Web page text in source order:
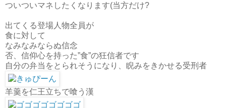
ついついマネしたくなります(当方だけ?
出てくる登場人物全員が
食に対して
なみなみならぬ信念
否、信仰心を持った”食”の狂信者です
自分の弁当をとられそうになり、睨みをきかせる受刑者
羊羹を仁王立ちで喰う漢